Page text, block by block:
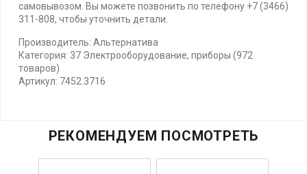
самовывозом. Вы можете позвонить по телефону +7 (3466)
311-808, чтобы уточнить детали.
Производитель: Альтернатива
Категория: 37 Электрооборудование, приборы (972
товаров)
Артикул: 7452.3716
РЕКОМЕНДУЕМ ПОСМОТРЕТЬ